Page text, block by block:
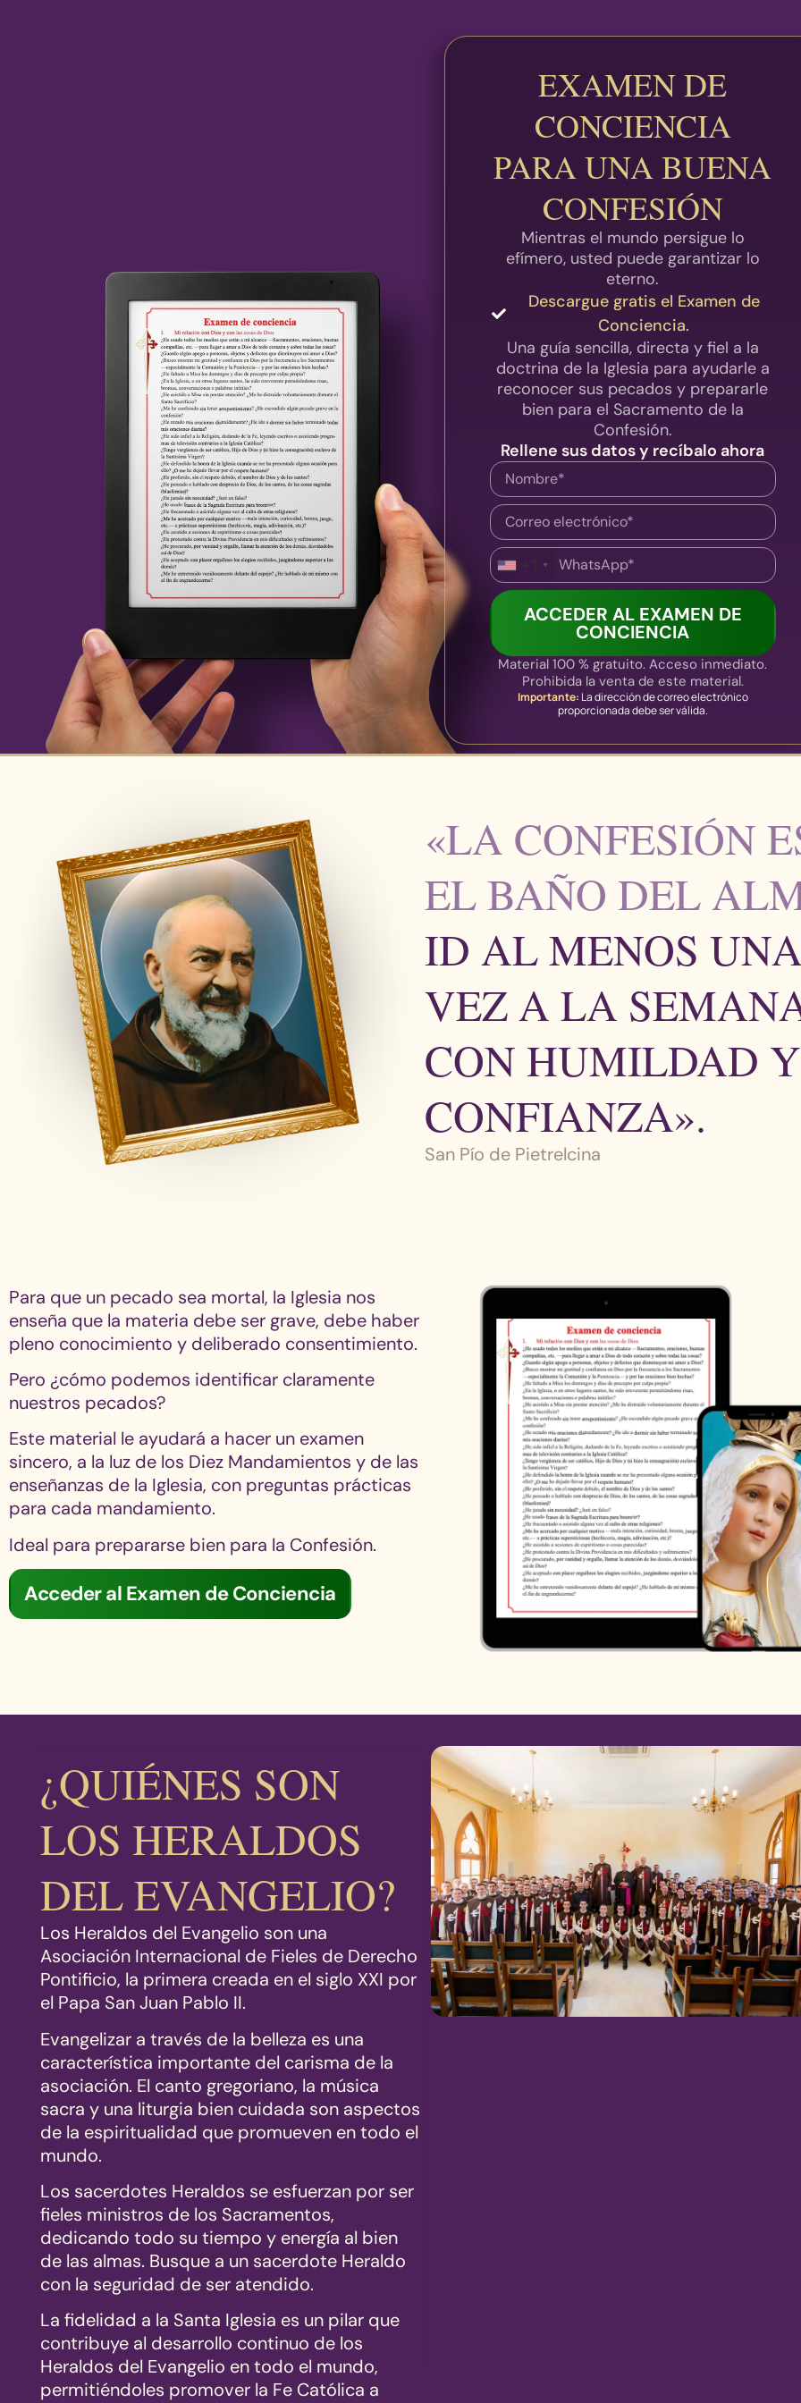
EXAMEN DE
CONCIENCIA
PARA UNA BUENA
CONFESIÓN
Mientras el mundo persigue lo
efímero, usted puede garantizar lo
eterno.
Descargue gratis el Examen de
Conciencia.
Una guía sencilla, directa y fiel a la
doctrina de la Iglesia para ayudarle a
reconocer sus pecados y prepararle
bien para el Sacramento de la
Confesión.
Rellene sus datos y recíbalo ahora
+1
ACCEDER AL EXAMEN DE
CONCIENCIA
Material 100 % gratuito. Acceso inmediato.
Prohibida la venta de este material.
Importante: La dirección de correo electrónico
proporcionada debe ser válida.
«LA CONFESIÓN
EL BAÑO DEL
ID AL MENOS UNA
VEZ A LA
CON HUMILDAD Y
CONFIANZA».
San Pío de Pietrelcina
Para que un pecado sea mortal, la Iglesia nos
enseña que la materia debe ser grave, debe haber
pleno conocimiento y deliberado consentimiento.
Pero ¿cómo podemos identificar claramente
nuestros pecados?
Este material le ayudará a hacer un examen
sincero, a la luz de los Diez Mandamientos y de las
enseñanzas de la Iglesia, con preguntas prácticas
para cada mandamiento.
Ideal para prepararse bien para la Confesión.
Acceder al Examen de Conciencia
¿QUIÉNES SON
LOS HERALDOS
DEL EVANGELIO?
Los Heraldos del Evangelio son una
Asociación Internacional de Fieles de Derecho
Pontificio, la primera creada en el siglo XXI por
el Papa San Juan Pablo II.
Evangelizar a través de la belleza es una
característica importante del carisma de la
asociación. El canto gregoriano, la música
sacra y una liturgia bien cuidada son aspectos
de la espiritualidad que promueven en todo el
mundo.
Los sacerdotes Heraldos se esfuerzan por ser
fieles ministros de los Sacramentos,
dedicando todo su tiempo y energía al bien
de las almas. Busque a un sacerdote Heraldo
con la seguridad de ser atendido.
La fidelidad a la Santa Iglesia es un pilar que
contribuye al desarrollo continuo de los
Heraldos del Evangelio en todo el mundo,
permitiéndoles promover la Fe Católica a